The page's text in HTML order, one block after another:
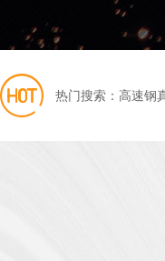
 热门搜索： 高速钢